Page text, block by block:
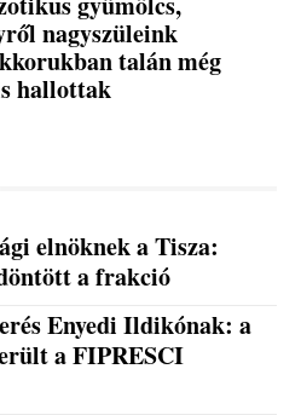
nagyszüleink
talán még
hallottak
elnöknek a Tisza:
a frakció
Enyedi Ildikónak: a
a FIPRESCI